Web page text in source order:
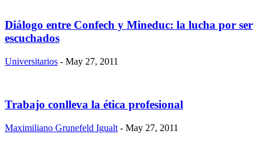
Diálogo entre Confech y Mineduc: la lucha por ser
escuchados
Universitarios - May 27, 2011
Trabajo conlleva la ética profesional
Maximiliano Grunefeld Igualt - May 27, 2011